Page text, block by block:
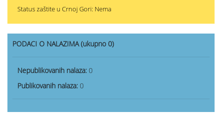
Status zaštite u Crnoj Gori: Nema
PODACI O NALAZIMA (ukupno 0)
Nepublikovanih nalaza: 0
Publikovanih nalaza: 0